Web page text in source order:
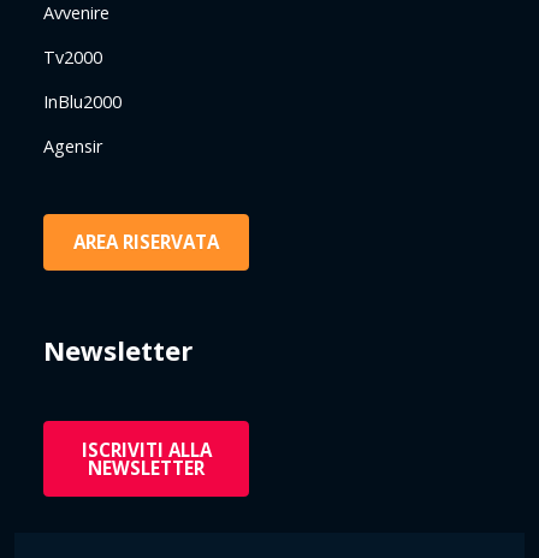
Avvenire
Tv2000
InBlu2000
Agensir
AREA RISERVATA
Newsletter
ISCRIVITI ALLA
NEWSLETTER